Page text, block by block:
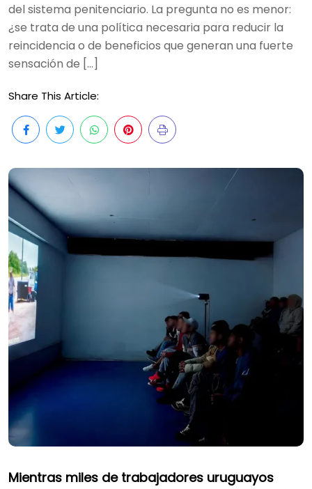
del sistema penitenciario. La pregunta no es menor:
¿se trata de una política necesaria para reducir la
reincidencia o de beneficios que generan una fuerte
sensación de […]
Share This Article:
Mientras miles de trabajadores uruguayos